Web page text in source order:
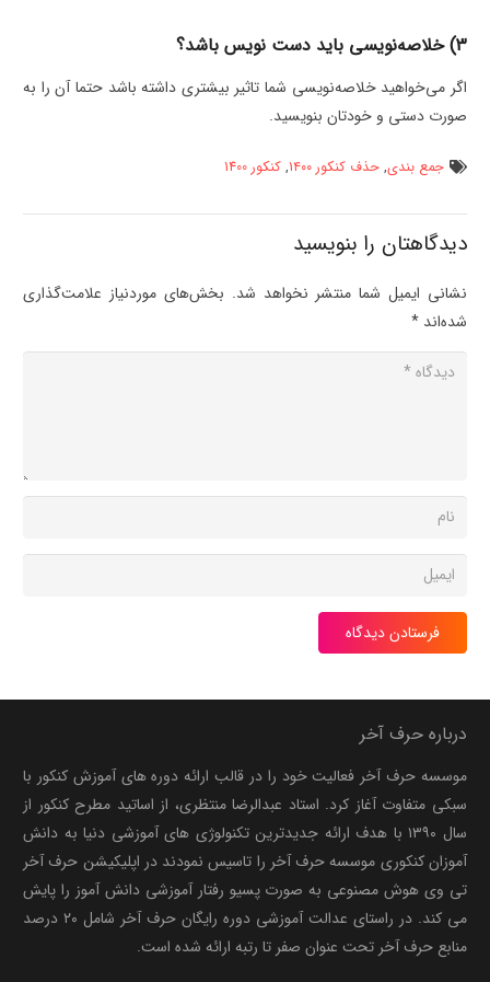
3) خلاصه‌نویسی باید دست نویس باشد؟
اگر می‌خواهید خلاصه‌نویسی شما تاثیر بیشتری داشته باشد حتما آن را به
صورت دستی و خودتان بنویسید.
جمع بندی,حذف کنکور ۱۴۰۰ ,کنکور 1400
دیدگاهتان را بنویسید
نشانی ایمیل شما منتشر نخواهد شد. بخش‌های موردنیاز علامت‌گذاری
شده‌اند *
فرستادن دیدگاه
درباره حرف آخر
موسسه حرف آخر فعالیت خود را در قالب ارائه دوره های آموزش کنکور با
سبکی متفاوت آغاز کرد. استاد عبدالرضا منتظری، از اساتید مطرح کنکور از
سال ۱۳۹۰ با هدف ارائه جدیدترین تکنولوژی های آموزشی دنیا به دانش
آموزان کنکوری موسسه حرف آخر را تاسیس نمودند در اپلیکیشن حرف آخر
تی وی هوش مصنوعی به صورت پسیو رفتار آموزشی دانش آموز را پایش
می کند. در راستای عدالت آموزشی دوره رایگان حرف آخر شامل ۲۰ درصد
منابع حرف آخر تحت عنوان صفر تا رتبه ارائه شده است.